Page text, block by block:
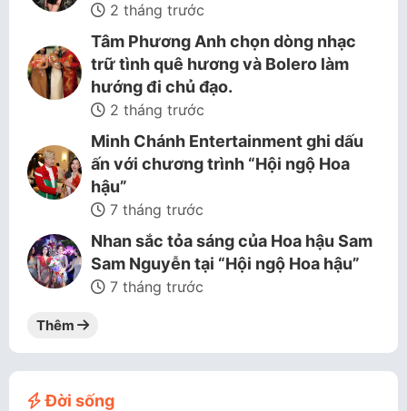
2 tháng trước
Tâm Phương Anh chọn dòng nhạc
trữ tình quê hương và Bolero làm
hướng đi chủ đạo.
2 tháng trước
Minh Chánh Entertainment ghi dấu
ấn với chương trình “Hội ngộ Hoa
hậu”
7 tháng trước
Nhan sắc tỏa sáng của Hoa hậu Sam
Sam Nguyễn tại “Hội ngộ Hoa hậu”
7 tháng trước
Thêm
Đời sống